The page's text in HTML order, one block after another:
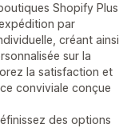
Shopify Plus
par
créant ainsi
sur la
la satisfaction et
conviviale conçue
des options